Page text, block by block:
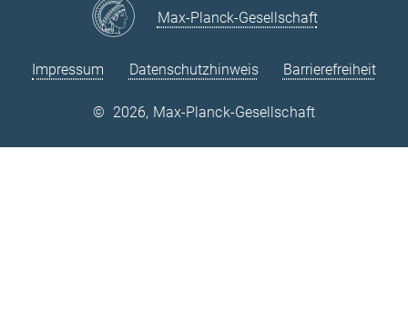
Instagram
Max-Planck-Gesellschaft
Impressum Datenschutzhinweis Barrierefreiheit
© 2026, Max-Planck-Gesellschaft